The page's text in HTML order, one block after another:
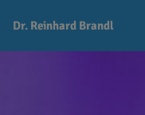
Dr. Reinhard Brandl